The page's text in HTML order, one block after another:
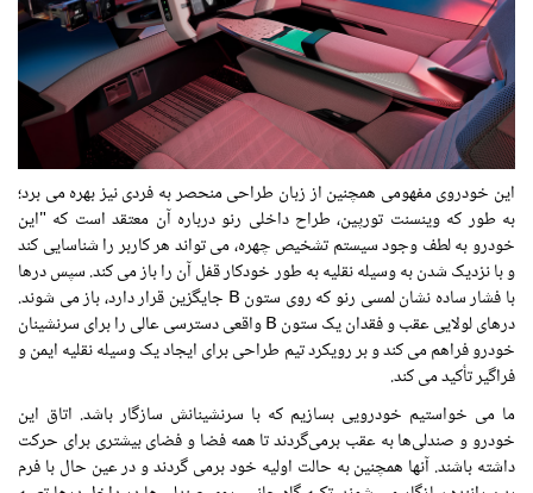
این خودروی مفهومی همچنین از زبان طراحی منحصر به فردی نیز بهره می برد؛
به طور که وینسنت تورپین، طراح داخلی رنو درباره آن معتقد است که "این
خودرو به لطف وجود سیستم تشخیص چهره، می تواند هر کاربر را شناسایی کند
و با نزدیک شدن به وسیله نقلیه به طور خودکار قفل آن را باز می کند. سپس درها
با فشار ساده نشان لمسی رنو که روی ستون B جایگزین قرار دارد، باز می شوند.
درهای لولایی عقب و فقدان یک ستون B واقعی دسترسی عالی را برای سرنشینان
خودرو فراهم می کند و بر رویکرد تیم طراحی برای ایجاد یک وسیله نقلیه ایمن و
فراگیر تأکید می کند.
ما می خواستیم خودرویی بسازیم که با سرنشینانش سازگار باشد. اتاق این
خودرو و صندلی‌ها به عقب برمی‌گردند تا همه فضا و فضای بیشتری برای حرکت
داشته باشند. آنها همچنین به حالت اولیه خود برمی گردند و در عین حال با فرم